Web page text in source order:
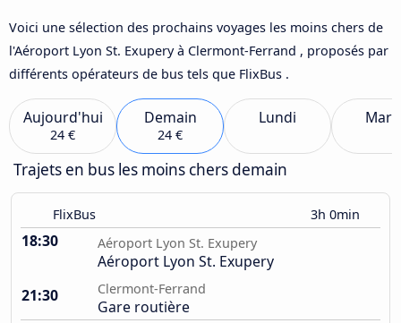
Voici une sélection des prochains voyages les moins chers de
l'Aéroport Lyon St. Exupery à Clermont-Ferrand , proposés par
différents opérateurs de bus tels que FlixBus .
Aujourd'hui
24 €
Demain
24 €
Lundi
Trajets en bus les moins chers demain
FlixBus 3h 0min
18:30 Aéroport Lyon St. Exupery
Aéroport Lyon St. Exupery
21:30
Clermont-Ferrand
Gare routière